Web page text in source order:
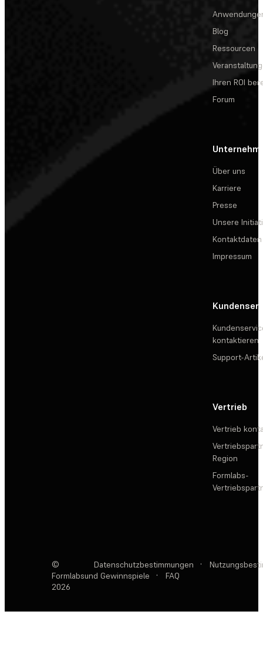
Blog
Ressourcen
Ihren ROI
Forum
Über uns
Karriere
Presse
Unsere
Kontaktdaten
Impressum
kontaktieren
Support-
Vertrieb
Vertrieb
Region
Formlabs-
©
Formlabs
2026
Datenschutzbestimmungen ·
und Gewinnspiele
· FAQ